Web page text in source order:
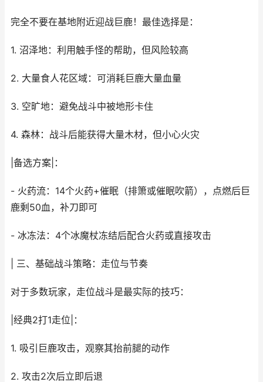
完全不要在基地附近迎战巨鹿！最佳选择是：
1. 沼泽地：利用触手怪的帮助，但风险较高
2. 大量食人花区域：可消耗巨鹿大量血量
3. 空旷地：避免战斗中被地形卡住
4. 森林：战斗后能获得大量木材，但小心火灾
|备选方案|：
- 火药流：14个火药+催眠（排箫或催眠吹箭），点燃后巨
鹿剩50血，补刀即可
- 冰冻法：4个冰魔杖冻结后配合火药或直接攻击
| 三、基础战斗策略：走位与节奏
对于多数玩家，走位战斗是最实际的技巧：
|经典2打1走位|：
1. 吸引巨鹿攻击，观察其抬前腿的动作
2. 攻击2次后立即后退